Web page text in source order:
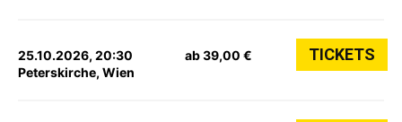
25.10.2026, 20:30
Peterskirche, Wien
ab 39,00 € TICKETS